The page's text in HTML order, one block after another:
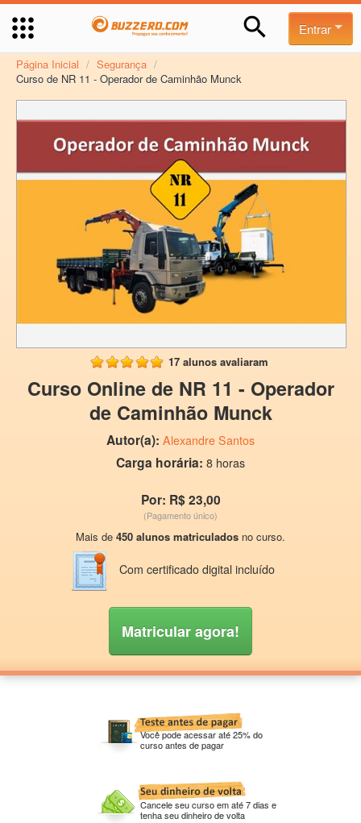
Entrar
Página Inicial / Segurança /
Curso de NR 11 - Operador de Caminhão Munck
17 alunos avaliaram
Curso Online de NR 11 - Operador
de Caminhão Munck
Autor(a): Alexandre Santos
Carga horária: 8 horas
Por: R$ 23,00
(Pagamento único)
Mais de 450 alunos matriculados no curso.
Com certificado digital incluído
Matricular agora!
Você pode acessar até 25% do
curso antes de pagar
Cancele seu curso em até 7 dias e
tenha seu dinheiro de volta